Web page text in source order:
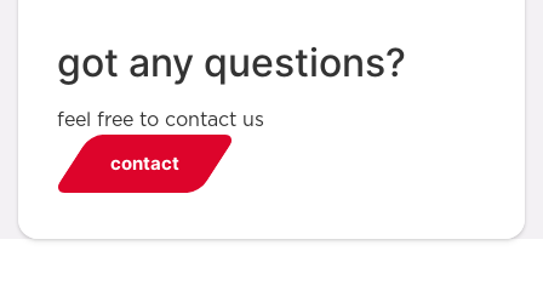
got any questions?
feel free to contact us
contact